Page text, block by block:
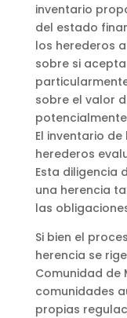
inventario
del estado
los herederos
sobre si
sobre el valor
El inventario
herederos
Esta diligencia
una herencia
las
Si bien el
herencia se
Comunidad de
comunidades
propias